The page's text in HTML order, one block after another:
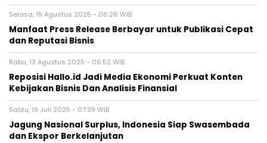
Selasa, 19 Agustus 2025 - 06:26 WIB
Manfaat Press Release Berbayar untuk Publikasi Cepat
dan Reputasi Bisnis
Rabu, 13 Agustus 2025 - 06:52 WIB
Reposisi Hallo.id Jadi Media Ekonomi Perkuat Konten
Kebijakan Bisnis Dan Analisis Finansial
Sabtu, 19 Juli 2025 - 07:39 WIB
Jagung Nasional Surplus, Indonesia Siap Swasembada
dan Ekspor Berkelanjutan